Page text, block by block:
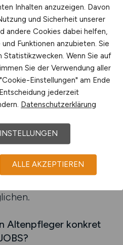
in der direkten
und
die ihre
bewusst nach
Das erhöht für
schnell eine
Arbeitnehmer
dass sie über die
stoßen, die
Aufstieg
Altenpfleger konkret
Inhalten anzuzeigen. Davon
und Sicherheit unserer
andere Cookies dabei helfen,
Funktionen anzubieten. Sie
Statistikzwecken. Wenn Sie auf
Sie der Verwendung aller
Einstellungen" am Ende
jederzeit
Datenschutzerklärung
ALLE AKZEPTIEREN